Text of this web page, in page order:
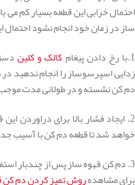
احتمال خرابی این قطعه بسیار کم
ساز در زمان خود انجام نشود
1.با رخ دادن پیغام
کالک و کلین
زدایی اسپرسوساز را انجام ندهید
دم کن نشسته و در طولانی مدت
2. ایجاد فشار بالا برای
خواهد شد تا قطعه دم کن با آسیب
3. دم کن قهوه ساز پس از چندبار
برای مشاهدهروش تمیز کردن دم کن